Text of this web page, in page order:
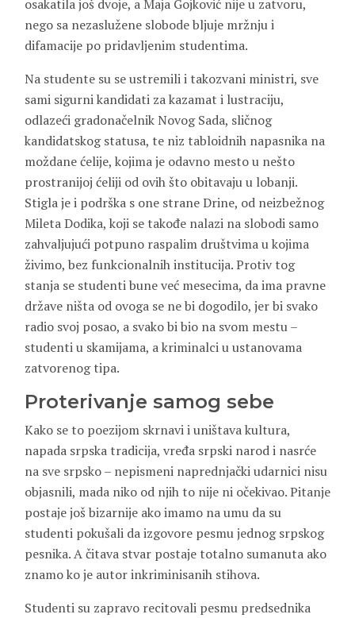
osakatila još dvoje, a Maja Gojković nije u zatvoru,
nego sa nezaslužene slobode bljuje mržnju i
difamacije po pridavljenim studentima.
Na studente su se ustremili i takozvani ministri, sve
sami sigurni kandidati za kazamat i lustraciju,
odlazeći gradonačelnik Novog Sada, sličnog
kandidatskog statusa, te niz tabloidnih napasnika na
moždane ćelije, kojima je odavno mesto u nešto
prostranijoj ćeliji od ovih što obitavaju u lobanji.
Stigla je i podrška s one strane Drine, od neizbežnog
Mileta Dodika, koji se takođe nalazi na slobodi samo
zahvaljujući potpuno raspalim društvima u kojima
živimo, bez funkcionalnih institucija. Protiv tog
stanja se studenti bune već mesecima, da ima pravne
države ništa od ovoga se ne bi dogodilo, jer bi svako
radio svoj posao, a svako bi bio na svom mestu –
studenti u skamijama, a kriminalci u ustanovama
zatvorenog tipa.
Proterivanje samog sebe
Kako se to poezijom skrnavi i uništava kultura,
napada srpska tradicija, vređa srpski narod i nasrće
na sve srpsko – nepismeni naprednjački udarnici nisu
objasnili, mada niko od njih to nije ni očekivao. Pitanje
postaje još bizarnije ako imamo na umu da su
studenti pokušali da izgovore pesmu jednog srpskog
pesnika. A čitava stvar postaje totalno sumanuta ako
znamo ko je autor inkriminisanih stihova.
Studenti su zapravo recitovali pesmu predsednika